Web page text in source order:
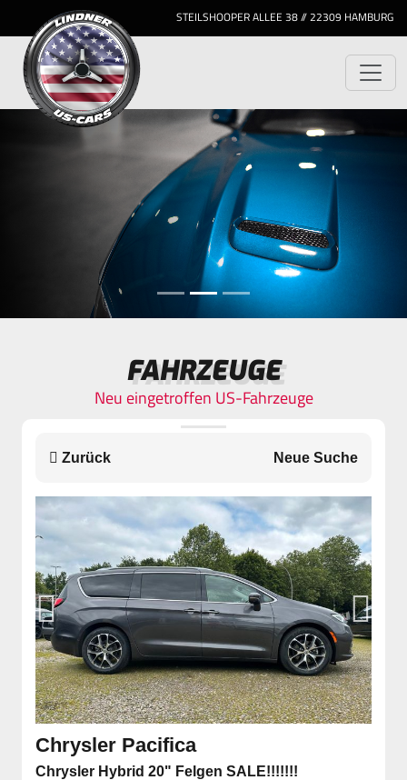
STEILSHOOPER ALLEE 38 // 22309 HAMBURG
FAHRZEUGE
Neu eingetroffen US-Fahrzeuge
Zurück Neue Suche
Chrysler Pacifica
Chrysler Hybrid 20" Felgen SALE!!!!!!!